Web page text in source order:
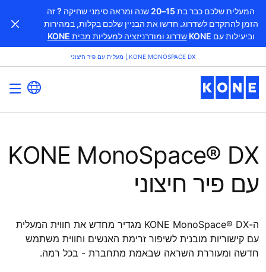
המעלית שלכם כבר בת 15–20 שנה ומראה סימני שחיקה ? זה
הזמן להתקדם לשדרוג. חדשו את הבניין שלכם בקלות, במהירות
וביעילות עם KONE
שדרוג ומודרניזציה למעליות מבית KONE
KONE MONOSPACE DX ֻ| מעלית עם פיר חיצוני
KONE MonoSpace® DX
עם פיר חיצוני
ה-KONE MonoSpace® DX מגדיר מחדש את חווית המעלית
עם קישוריות מובנית לשיפור זרימת האנשים וחווית משתמש
חדשה ומעוררת השראה שבאמת מתחברת - בכל רמה.